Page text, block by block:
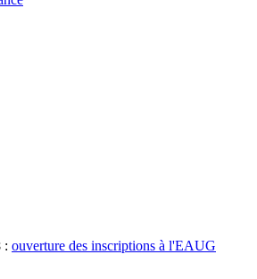
: ouverture des inscriptions à l'EAUG